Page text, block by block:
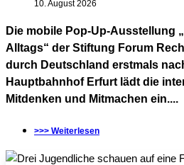
10. August 2026
Die mobile Pop-Up-Ausstellung
Alltags“ der Stiftung Forum
durch Deutschland erstmals
Hauptbahnhof Erfurt lädt die
Mitdenken und Mitmachen ein....
>>> Weiterlesen